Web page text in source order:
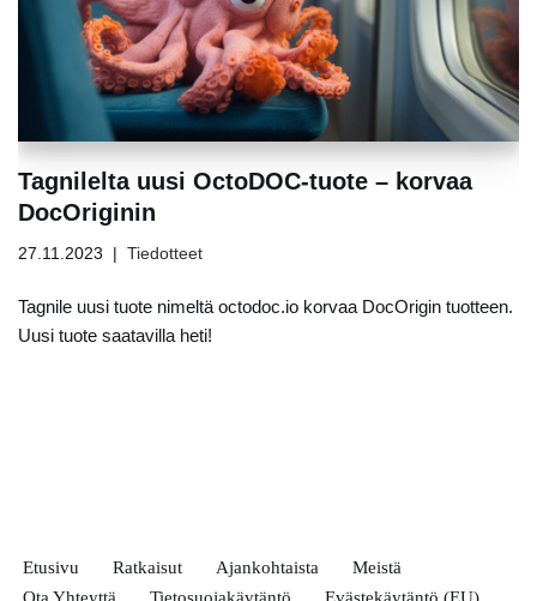
Tagnilelta uusi OctoDOC-tuote – korvaa
DocOriginin
27.11.2023 Tiedotteet
Tagnile uusi tuote nimeltä octodoc.io korvaa DocOrigin tuotteen.
Uusi tuote saatavilla heti!
Etusivu Ratkaisut Ajankohtaista
Meistä